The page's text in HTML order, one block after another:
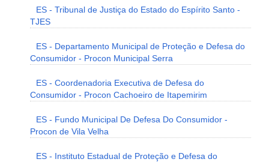
ES - Tribunal de Justiça do Estado do Espírito Santo -
TJES
ES - Departamento Municipal de Proteção e Defesa do
Consumidor - Procon Municipal Serra
ES - Coordenadoria Executiva de Defesa do
Consumidor - Procon Cachoeiro de Itapemirim
ES - Fundo Municipal De Defesa Do Consumidor -
Procon de Vila Velha
ES - Instituto Estadual de Proteção e Defesa do